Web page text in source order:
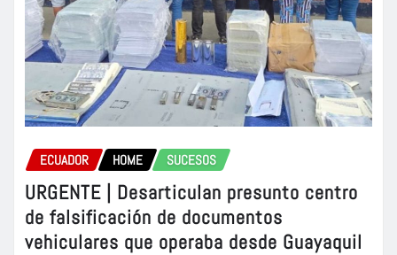
ECUADOR HOME SUCESOS
URGENTE | Desarticulan presunto centro
de falsificación de documentos
vehiculares que operaba desde Guayaquil